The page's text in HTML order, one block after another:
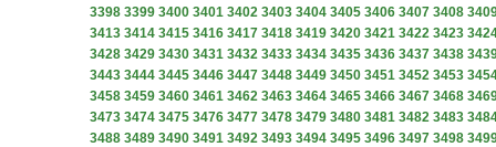
3398 3399 3400 3401 3402 3403 3404 3405 3406 3407 3408
3413 3414 3415 3416 3417 3418 3419 3420 3421 3422 3423
3428 3429 3430 3431 3432 3433 3434 3435 3436 3437 3438
3443 3444 3445 3446 3447 3448 3449 3450 3451 3452 3453
3458 3459 3460 3461 3462 3463 3464 3465 3466 3467 3468
3473 3474 3475 3476 3477 3478 3479 3480 3481 3482 3483
3488 3489 3490 3491 3492 3493 3494 3495 3496 3497 3498